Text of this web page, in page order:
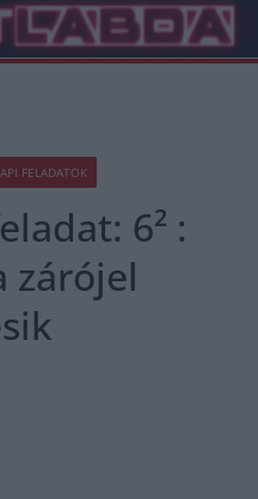
FELADATOK
6² :
zárójel